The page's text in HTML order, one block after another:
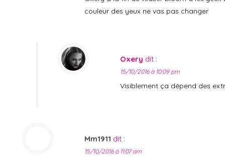
couleur des yeux ne vas pas changer
Oxery dit :
15/10/2016 à 10:09 pm
Visiblement ça dépend des
Mm1911 dit :
15/10/2016 à 11:07 am